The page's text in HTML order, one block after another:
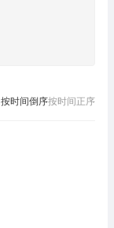
按时间倒序按时间正序